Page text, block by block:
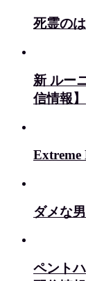
死霊の
新 ルー
信情報】
Extreme
ダメな
ペント